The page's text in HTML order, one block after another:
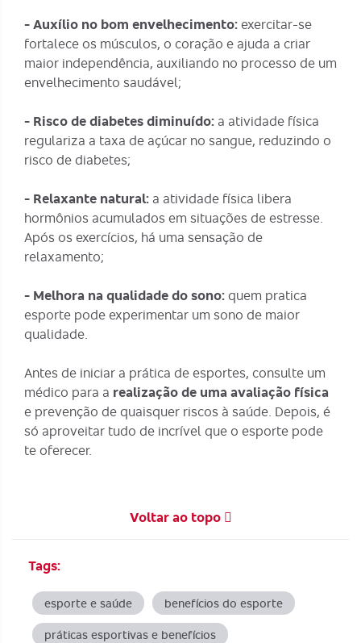
- Auxílio no bom envelhecimento: exercitar-se
fortalece os músculos, o coração e ajuda a criar
maior independência, auxiliando no processo de um
envelhecimento saudável;
- Risco de diabetes diminuído: a atividade física
regulariza a taxa de açúcar no sangue, reduzindo o
risco de diabetes;
- Relaxante natural: a atividade física libera
hormônios acumulados em situações de estresse.
Após os exercícios, há uma sensação de
relaxamento;
- Melhora na qualidade do sono: quem pratica
esporte pode experimentar um sono de maior
qualidade.
Antes de iniciar a prática de esportes, consulte um
médico para a realização de uma avaliação física
e prevenção de quaisquer riscos à saúde. Depois, é
só aproveitar tudo de incrível que o esporte pode
te oferecer.
Voltar ao topo
Tags:
esporte e saúde benefícios do esporte
práticas esportivas e benefícios